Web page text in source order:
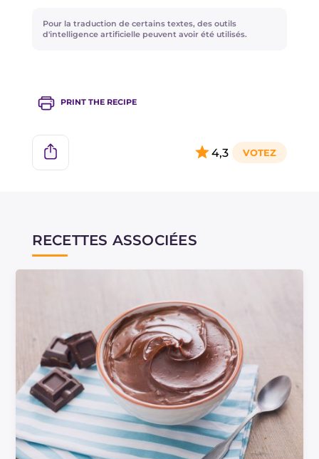
Il est déconseillé de congeler.
Pour la traduction de certains textes, des outils
d'intelligence artificielle peuvent avoir été utilisés.
PRINT THE RECIPE
4,3
RECETTES ASSOCIÉES